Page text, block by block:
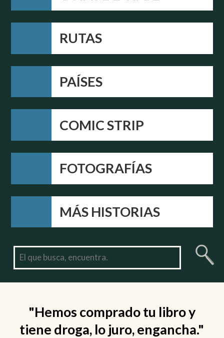
RUTAS
PAÍSES
COMIC STRIP
FOTOGRAFÍAS
MÁS HISTORIAS
"Hemos comprado tu libro y
tiene droga, lo juro, engancha."